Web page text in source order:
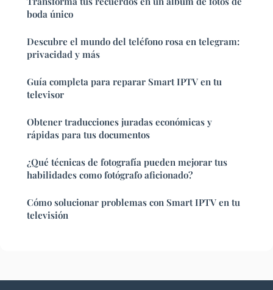
boda único
Descubre el mundo del teléfono rosa en telegram:
privacidad y más
Guía completa para reparar Smart IPTV en tu
televisor
Obtener traducciones juradas económicas y
rápidas para tus documentos
¿Qué técnicas de fotografía pueden mejorar tus
habilidades como fotógrafo aficionado?
Cómo solucionar problemas con Smart IPTV en tu
televisión